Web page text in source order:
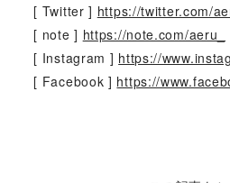
[ Twitter ] https://twitter.com/
[ note ] https://note.com/aeru_
[ Instagram ] https://
[ Facebook ] https://